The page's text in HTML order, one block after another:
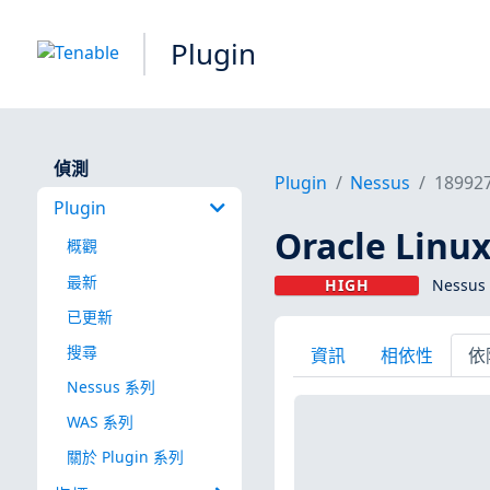
Plugin
偵測
Plugin
概觀
最新
已更新
搜尋
Nessus 系列
WAS 系列
關於 Plugin 系列
Plugin Nessus
Oracle
HIGH
資訊 相依性 依